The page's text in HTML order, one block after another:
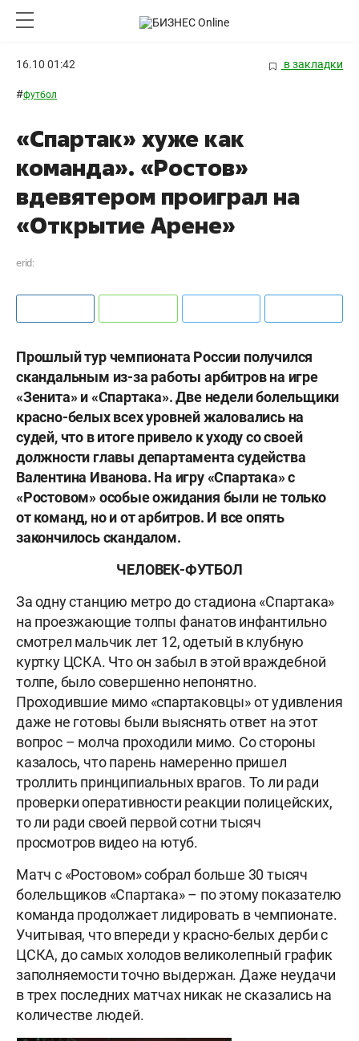
16.10 01:42 в закладки
#футбол
«Спартак» хуже как
команда». «Ростов»
вдевятером проиграл на
«Открытие Арене»
erid:
Прошлый тур чемпионата России получился
скандальным из-за работы арбитров на игре
«Зенита» и «Спартака». Две недели болельщики
красно-белых всех уровней жаловались на
судей, что в итоге привело к уходу со своей
должности главы департамента судейства
Валентина Иванова. На игру «Спартака» с
«Ростовом» особые ожидания были не только
от команд, но и от арбитров. И все опять
закончилось скандалом.
ЧЕЛОВЕК-ФУТБОЛ
За одну станцию метро до стадиона «Спартака»
на проезжающие толпы фанатов инфантильно
смотрел мальчик лет 12, одетый в клубную
куртку ЦСКА. Что он забыл в этой враждебной
толпе, было совершенно непонятно.
Проходившие мимо «спартаковцы» от удивления
даже не готовы были выяснять ответ на этот
вопрос – молча проходили мимо. Со стороны
казалось, что парень намеренно пришел
троллить принципиальных врагов. То ли ради
проверки оперативности реакции полицейских,
то ли ради своей первой сотни тысяч
просмотров видео на ютуб.
Матч с «Ростовом» собрал больше 30 тысяч
болельщиков «Спартака» – по этому показателю
команда продолжает лидировать в чемпионате.
Учитывая, что впереди у красно-белых дерби с
ЦСКА, до самых холодов великолепный график
заполняемости точно выдержан. Даже неудачи
в трех последних матчах никак не сказались на
количестве людей.